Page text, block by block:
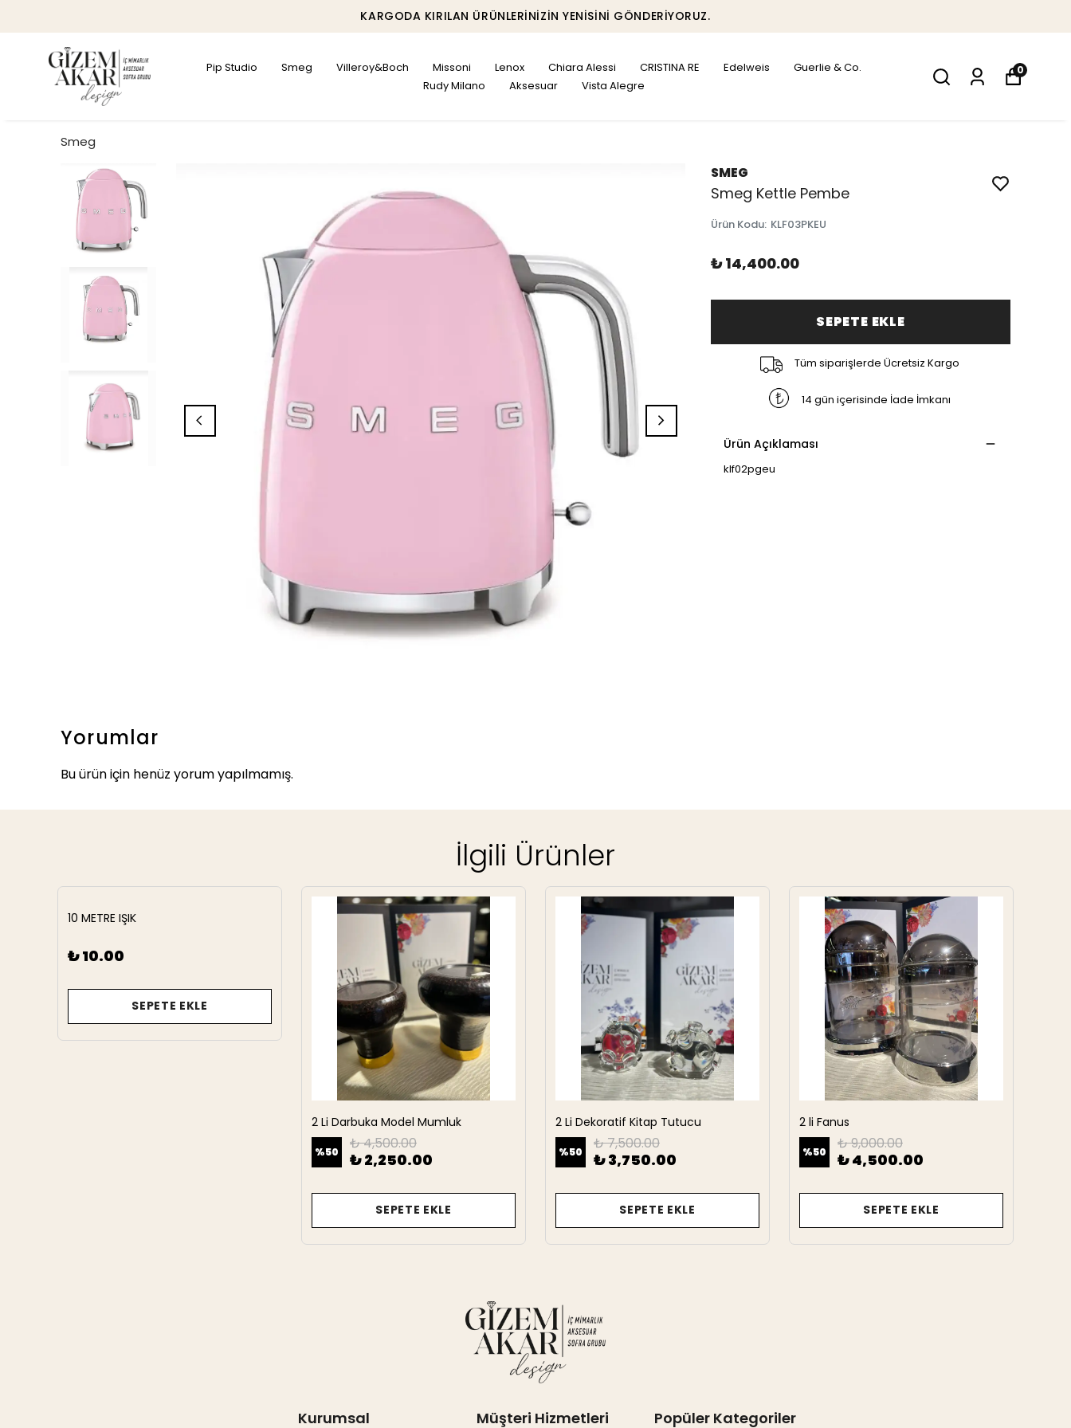
KARGODA KIRILAN ÜRÜNLERINIZIN YENISINI GÖNDERIYORUZ.
Pip Studio Smeg Villeroy&Boch Missoni Lenox Chiara Alessi CRISTINA RE Edelweis
Guerlie & Co.
Rudy Milano
Aksesuar Vista Alegre
0
Smeg
SMEG
Smeg Kettle Pembe
Ürün Kodu: KLF03PKEU
₺ 14,400.00
SEPETE EKLE
Tüm siparişlerde Ücretsiz Kargo
14 gün içerisinde İade İmkanı
Ürün Açıklaması
klf02pgeu
Yorumlar
Bu ürün için henüz yorum yapılmamış.
İlgili Ürünler
10 METRE IŞIK
₺ 10.00
SEPETE EKLE
2 Li Darbuka Model Mumluk
%50 ₺ 4,500.00
₺ 2,250.00
SEPETE EKLE
2 Li Dekoratif Kitap Tutucu
%50 ₺ 7,500.00
₺ 3,750.00
SEPETE EKLE
2 li Fanus
%50 ₺ 9,000.00
₺ 4,500.00
SEPETE EKLE
Kurumsal Müşteri Hizmetleri Popüler Kategoriler